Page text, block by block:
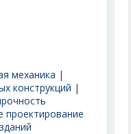
механика |
конструкций |
проектирование